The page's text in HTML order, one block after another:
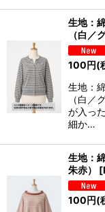
生地：
（白／
100円(
生地：
（白／
が入っ
細か…
生地：
朱赤）
[
100円(